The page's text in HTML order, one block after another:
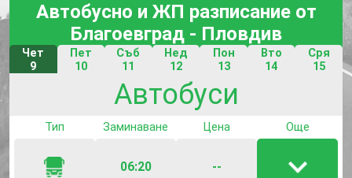
Автобусно и ЖП разписание от
Благоевград - Пловдив
Чет
9
Пет
10
Съб
11
Нед
12
Пон
13
Вто
14
Сря
15
Автобуси
Тип Заминаване
06:20
Цена
--
Още